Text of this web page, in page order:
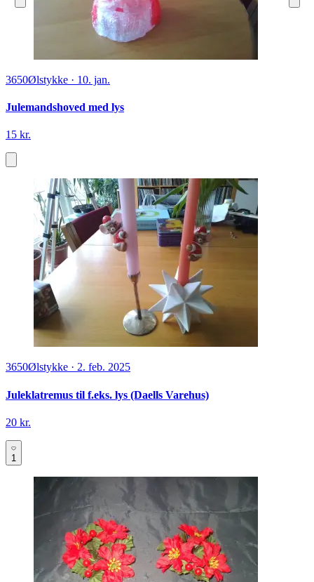
3650Ølstykke · 10. jan.
Julemandshoved med lys
15 kr.
3650Ølstykke · 2. feb. 2025
Juleklatremus til f.eks. lys (Daells Varehus)
20 kr.
1